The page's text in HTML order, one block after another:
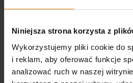
Niniejsza strona korzysta z
Wykorzystujemy pliki cookie do
i reklam, aby oferować funkcje
analizować ruch w naszej
Nowoczesne
węglowe od
przenieś